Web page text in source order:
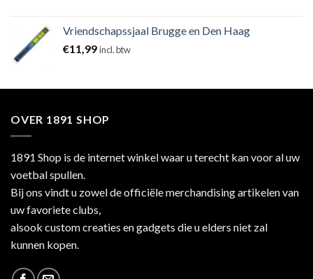
Vriendschapssjaal Brugge en Den Haag
€11,99incl. btw
OVER 1891 SHOP
1891 Shop is de internet winkel waar u terecht kan voor al uw
voetbal spullen.
Bij ons vindt u zowel de officiële merchandising artikelen van
uw favoriete clubs,
alsook custom creaties en gadgets die u elders niet zal
kunnen kopen.